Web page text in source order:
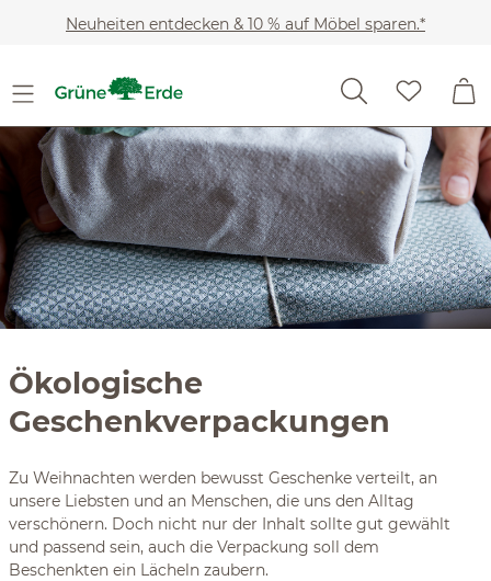
Zum Hauptinhalt springen
Neuheiten entdecken & 10 % auf Möbel sparen.*
Ökologische
Geschenkverpackungen
Zu Weihnachten werden bewusst Geschenke verteilt, an
unsere Liebsten und an Menschen, die uns den Alltag
verschönern. Doch nicht nur der Inhalt sollte gut gewählt
und passend sein, auch die Verpackung soll dem
Beschenkten ein Lächeln zaubern.